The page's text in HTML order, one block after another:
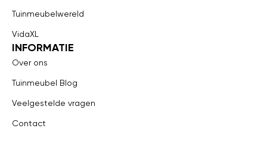
Tuinmeubelwereld
VidaXL
INFORMATIE
Over ons
Tuinmeubel Blog
Veelgestelde vragen
Contact